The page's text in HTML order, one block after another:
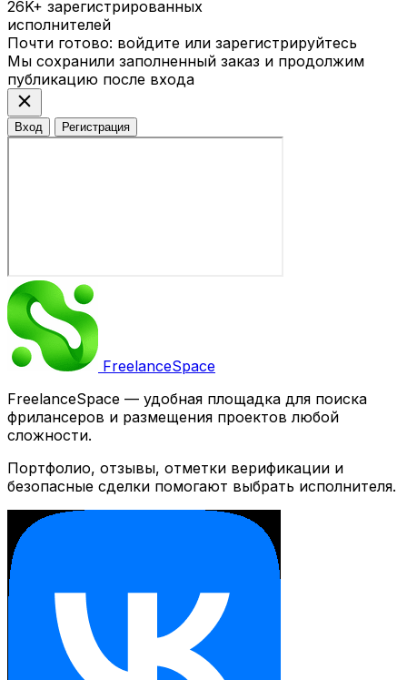
26K+ зарегистрированных
исполнителей
Почти готово: войдите или зарегистрируйтесь
Мы сохранили заполненный заказ и продолжим
публикацию после входа
close
Вход Регистрация
FreelanceSpace
FreelanceSpace — удобная площадка для поиска
фрилансеров и размещения проектов любой
сложности.
Портфолио, отзывы, отметки верификации и
безопасные сделки помогают выбрать исполнителя.